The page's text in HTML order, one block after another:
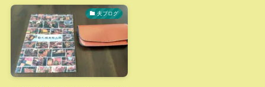
夫ブログ